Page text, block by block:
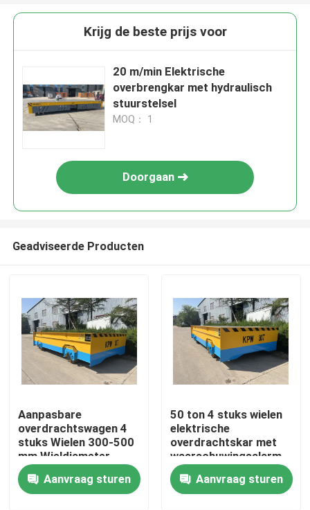
Huis
Producten
Krijg de beste prijs voor
20 m/min Elektrische
overbrengkar met hydraulisch
stuurstelsel
MOQ： 1
Doorgaan
Geadviseerde Producten
Aanpasbare
overdrachtswagen 4
stuks Wielen 300-500
mm Wieldiameter
Aanvraag sturen
50 ton 4 stuks wielen
elektrische
overdrachtskar met
waarschuwingsalarm
en eindstop
Aanvraag sturen